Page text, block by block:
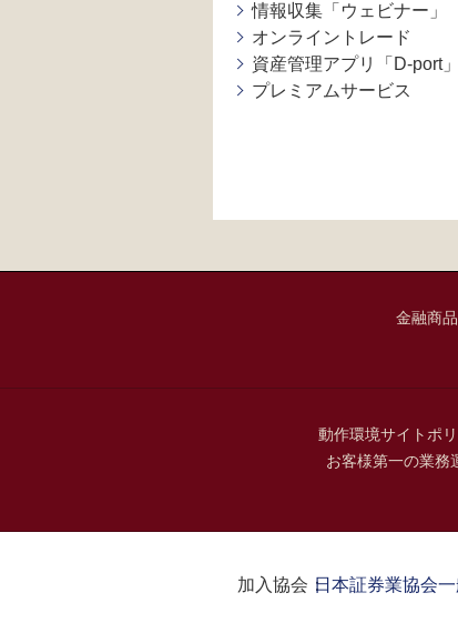
情報収集「ウェビナー」
オンライントレード
資産管理アプリ「D-port」
プレミアムサービス
金融商
動作環境サイトポ
お客様第一の業務
加入協会：日本証券業協会